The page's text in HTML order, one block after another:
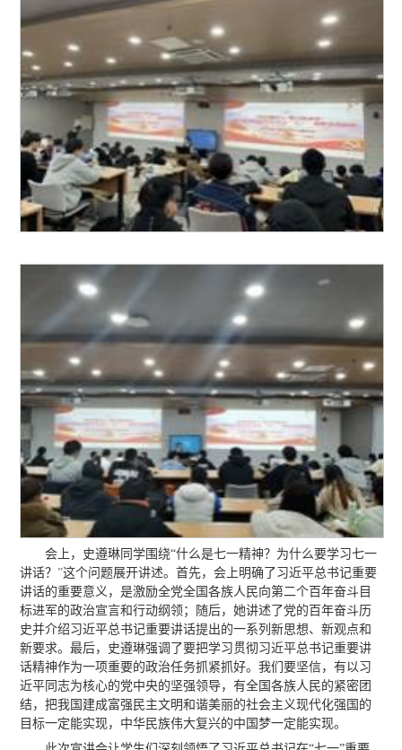
会上，史遵琳同学围绕“什么是七一精神？为什么要学习七一
讲话？”这个问题展开讲述。首先，会上明确了习近平总书记重要
讲话的重要意义，是激励全党全国各族人民向第二个百年奋斗目
标进军的政治宣言和行动纲领；随后，她讲述了党的百年奋斗历
史并介绍习近平总书记重要讲话提出的一系列新思想、新观点和
新要求。最后，史遵琳强调了要把学习贯彻习近平总书记重要讲
话精神作为一项重要的政治任务抓紧抓好。我们要坚信，有以习
近平同志为核心的党中央的坚强领导，有全国各族人民的紧密团
结，把我国建成富强民主文明和谐美丽的社会主义现代化强国的
目标一定能实现，中华民族伟大复兴的中国梦一定能实现。